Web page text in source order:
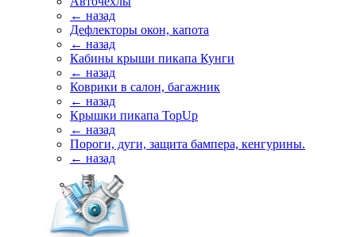
← назад
Дефлекторы окон, капота
← назад
Кабины крыши пикапа Кунги
← назад
Коврики в салон, багажник
← назад
Крышки пикапа TopUp
← назад
Пороги, дуги, защита бампера, кенгурины.
← назад